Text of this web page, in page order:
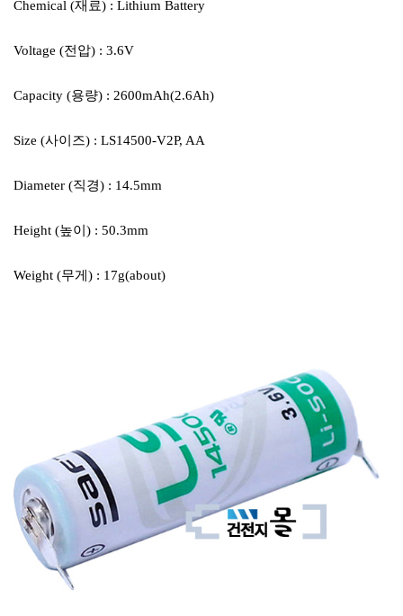
Chemical (재료) : Lithium Battery
Voltage (전압) : 3.6V
Capacity (용량) : 2600mAh(2.6Ah)
Size (사이즈) : LS14500-V2P, AA
Diameter (직경) : 14.5mm
Height (높이) : 50.3mm
Weight (무게) : 17g(about)